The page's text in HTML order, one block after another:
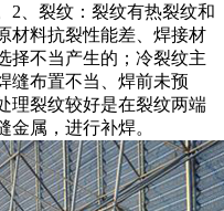
2、裂纹：裂纹有热裂纹和
材料抗裂性能差、焊接材
择不当产生的；冷裂纹主
缝布置不当、焊前未预
理裂纹较好是在裂纹两端
金属，进行补焊。